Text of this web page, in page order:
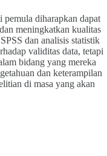
diharapkan dapat
meningkatkan kualitas
dan analisis statistik
validitas data, tetapi
bidang yang mereka
dan keterampilan
di masa yang akan